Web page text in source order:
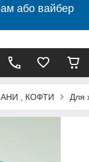
або вайбер
, КОФТИ Для